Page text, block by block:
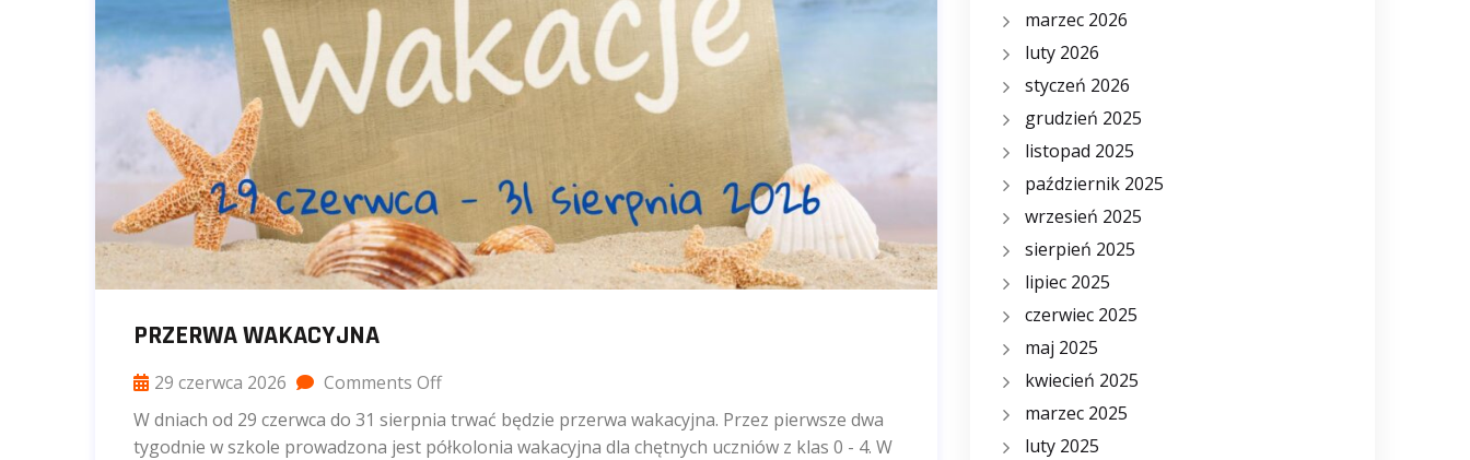
PRZERWA WAKACYJNA
29 czerwca 2026
Comments Off
W dniach od 29 czerwca do 31 sierpnia trwać będzie przerwa wakacyjna. Przez pierwsze dwa
tygodnie w szkole prowadzona jest półkolonia wakacyjna dla chętnych uczniów z klas 0 - 4. W
marzec 2026
luty 2026
styczeń 2026
grudzień 2025
listopad 2025
październik 2025
wrzesień 2025
sierpień 2025
lipiec 2025
czerwiec 2025
maj 2025
kwiecień 2025
marzec 2025
luty 2025